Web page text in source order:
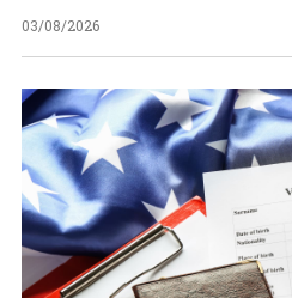
03/08/2026